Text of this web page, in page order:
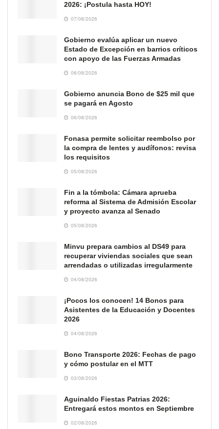
2026: ¡Postula hasta HOY!
07/08/2026
Gobierno evalúa aplicar un nuevo
Estado de Excepción en barrios críticos
con apoyo de las Fuerzas Armadas
06/08/2026
Gobierno anuncia Bono de $25 mil que
se pagará en Agosto
06/08/2026
Fonasa permite solicitar reembolso por
la compra de lentes y audífonos: revisa
los requisitos
05/08/2026
Fin a la tómbola: Cámara aprueba
reforma al Sistema de Admisión Escolar
y proyecto avanza al Senado
05/08/2026
Minvu prepara cambios al DS49 para
recuperar viviendas sociales que sean
arrendadas o utilizadas irregularmente
04/08/2026
¡Pocos los conocen! 14 Bonos para
Asistentes de la Educación y Docentes
2026
04/08/2026
Bono Transporte 2026: Fechas de pago
y cómo postular en el MTT
03/08/2026
Aguinaldo Fiestas Patrias 2026:
Entregará estos montos en Septiembre
02/08/2026